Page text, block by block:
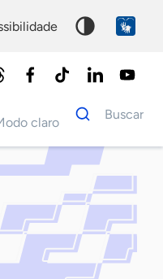
Modo claro
Dados
para
Buscar
Palavra
chave